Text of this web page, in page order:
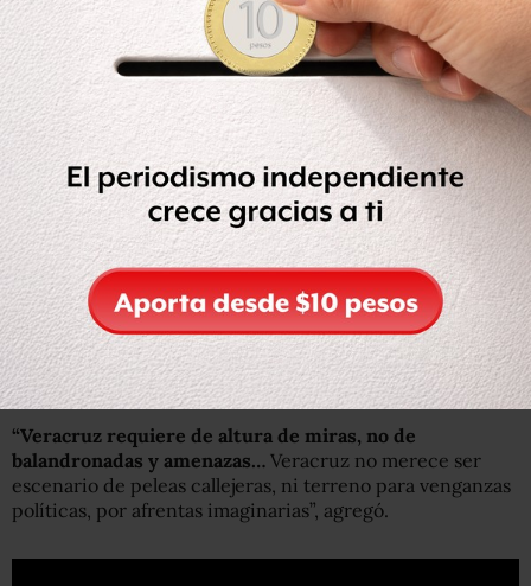
por enriquecimiento ilícito, y gravísimos señalamientos
por falta de probidad como persona”, mencionó Duarte
en el video.
“Una cosa es la propaganda electorera, basada en la
infamia, y la acusación sin bases, y otra muy distinta
probar los dichos”, agregó.
En otro punto de su mensaje, dijo que no teme a los que
usan la violencia verbal para intimidar y ganar
simpatías.
“Hay quienes tienen un pasado de
corrupción, y perversiones, que tratan de ocultar tras
un falso y ridículo disfraz de vengador justiciero”,
mencionó el gobernador.
“Veracruz requiere de altura de miras, no de
balandronadas y amenazas… Veracruz no merece ser
escenario de peleas callejeras, ni terreno para venganzas
políticas, por afrentas imaginarias”, agregó.